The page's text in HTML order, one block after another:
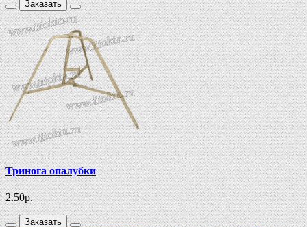
Заказать
Тринога опалубки
2.50р.
Заказать